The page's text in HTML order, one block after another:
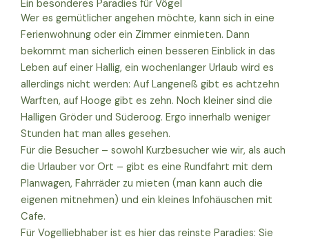
Ein besonderes Paradies für Vögel
Wer es gemütlicher angehen möchte, kann sich in eine
Ferienwohnung oder ein Zimmer einmieten. Dann
bekommt man sicherlich einen besseren Einblick in das
Leben auf einer Hallig, ein wochenlanger Urlaub wird es
allerdings nicht werden: Auf Langeneß gibt es achtzehn
Warften, auf Hooge gibt es zehn. Noch kleiner sind die
Halligen Gröder und Süderoog. Ergo innerhalb weniger
Stunden hat man alles gesehen.
Für die Besucher – sowohl Kurzbesucher wie wir, als auch
die Urlauber vor Ort – gibt es eine Rundfahrt mit dem
Planwagen, Fahrräder zu mieten (man kann auch die
eigenen mitnehmen) und ein kleines Infohäuschen mit
Cafe.
Für Vogelliebhaber ist es hier das reinste Paradies: Sie